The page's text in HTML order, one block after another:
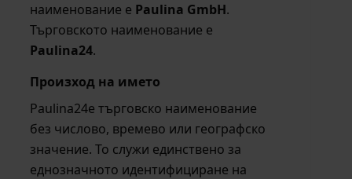
наименование е Paulina GmbH.
Търговското наименование е
Paulina24.
Произход на името
Paulina24е търговско наименование
без числово, времево или географско
значение. То служи единствено за
еднозначното идентифициране на